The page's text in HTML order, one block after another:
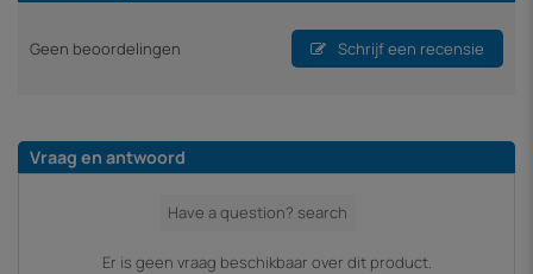
Geen beoordelingen Schrijf een recensie
Vraag en antwoord
Er is geen vraag beschikbaar over dit product.